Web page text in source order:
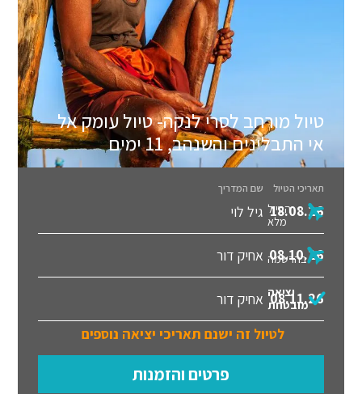
טיול מורחב לסרי לנקה- טיול עומק אל
אי התבלינים והשנהב, 11 ימים
תאריכי הטיול שם המדריך
18.08.26 גיל לוי הטיול
מלא
08.10.26 אחיק דור בהרשמה
08.11.26 אחיק דור יציאה
מובטחת
לטיול זה ישנם תאריכי יציאה נוספים
פרטים והזמנות